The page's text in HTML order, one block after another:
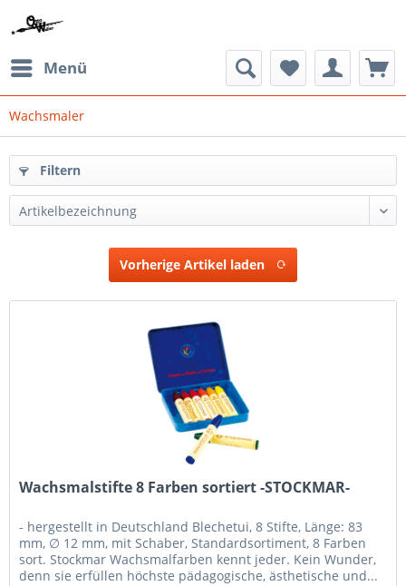
Menü
Wachsmaler
Filtern
Vorherige Artikel laden
Wachsmalstifte 8 Farben sortiert -STOCKMAR-
- hergestellt in Deutschland Blechetui, 8 Stifte, Länge: 83
mm, ∅ 12 mm, mit Schaber, Standardsortiment, 8 Farben
sort. Stockmar Wachsmalfarben kennt jeder. Kein Wunder,
denn sie erfüllen höchste pädagogische, ästhetische und...